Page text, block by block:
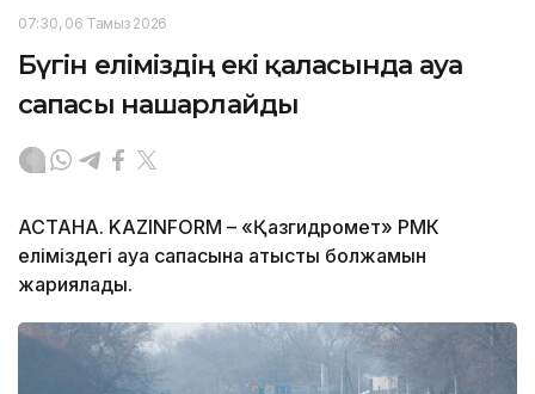
07:30, 06 Тамыз 2026
Бүгін еліміздің екі қаласында ауа
сапасы нашарлайды
АСТАНА. KAZINFORM – «Қазгидромет» РМК
еліміздегі ауа сапасына қатысты болжамын
жариялады.